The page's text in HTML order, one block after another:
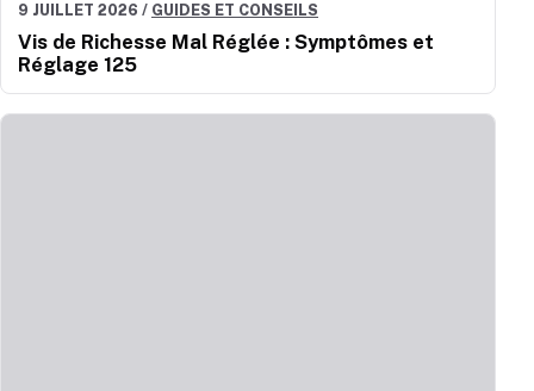
9 JUILLET 2026 / GUIDES ET CONSEILS
Vis de Richesse Mal Réglée : Symptômes et
Réglage 125